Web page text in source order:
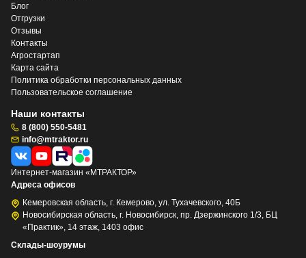
Блог
Отгрузки
Отзывы
Контакты
Агростартап
Карта сайта
Политика обработки персональных данных
Пользовательское соглашение
Наши контакты
8 (800) 550-5481
info@mtraktor.ru
Интернет-магазин «МТРАКТОР»
Адреса офисов
Кемеровская область, г. Кемерово, ул. Тухачевского, 40Б
Новосибирская область, г. Новосибирск, пр. Дзержинского 1/3, БЦ
«Практик», 14 этаж, 1403 офис
Склады-шоурумы